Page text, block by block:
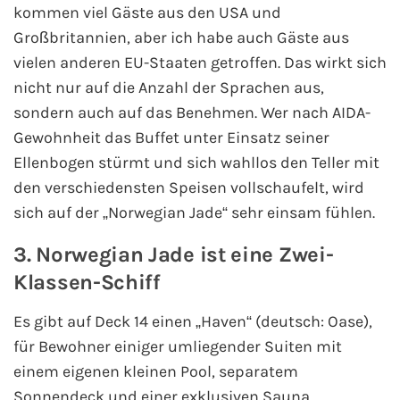
Fähre nach Lettland
Kreuzfahrt-Newsletter
Kreuzfahrt-Kalender
Kreuzfahrt-Bücher
Kreuzfahrt gewinnen
Reiseversicherungen
Flug buchen
kommen viel Gäste aus den USA und
Großbritannien, aber ich habe auch Gäste aus
vielen anderen EU-Staaten getroffen. Das wirkt sich
nicht nur auf die Anzahl der Sprachen aus,
sondern auch auf das Benehmen. Wer nach AIDA-
Gewohnheit das Buffet unter Einsatz seiner
Ellenbogen stürmt und sich wahllos den Teller mit
den verschiedensten Speisen vollschaufelt, wird
sich auf der „Norwegian Jade“ sehr einsam fühlen.
3. Norwegian Jade ist eine Zwei-
Klassen-Schiff
Es gibt auf Deck 14 einen „Haven“ (deutsch: Oase),
für Bewohner einiger umliegender Suiten mit
einem eigenen kleinen Pool, separatem